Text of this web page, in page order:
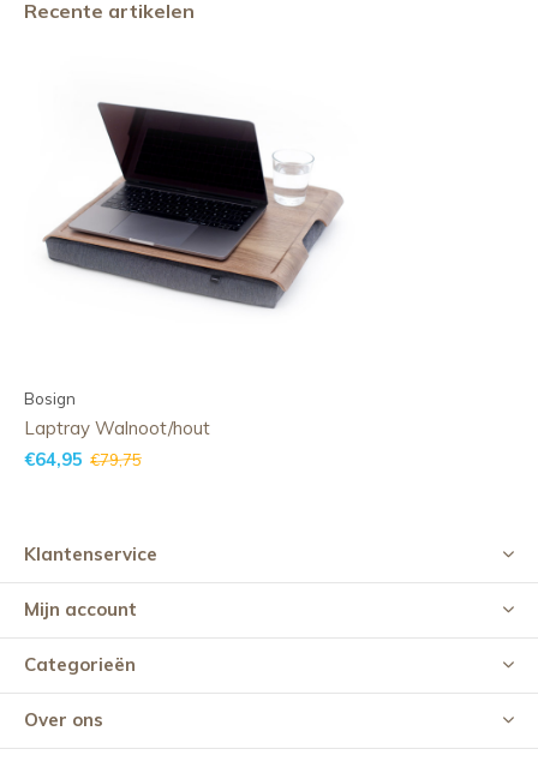
Recente artikelen
Bosign
Laptray Walnoot/hout
€64,95 €79,75
Klantenservice
Mijn account
Categorieën
Over ons